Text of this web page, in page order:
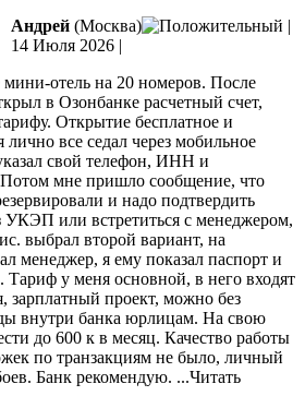
Андрей (Москва)
|
14 Июля 2026 |
отель на 20 номеров. После
в Озонбанке расчетный счет,
Открытие бесплатное и
все седал через мобильное
свой телефон, ИНН и
мне пришло сообщение, что
и надо подтвердить
или встретиться с менеджером,
выбрал второй вариант, на
менеджер, я ему показал паспорт и
Тариф у меня основной, в него входят
зарплатный проект, можно без
внутри банка юрлицам. На свою
до 600 к в месяц. Качество работы
по транзакциям не было, личный
Банк рекомендую. ...Читать